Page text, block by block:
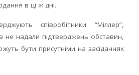
в ці ж дні.
співробітники “Міллер”,
не надали підтверджень обставин,
бути присутніми на засіданнях